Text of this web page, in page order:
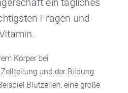
ein tägliches
Fragen und
Körper bei
und der Bildung
Blutzellen, eine große